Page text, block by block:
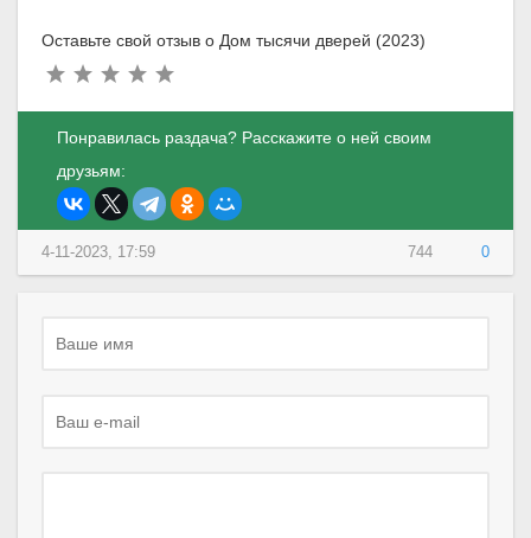
Оставьте свой отзыв о Дом тысячи дверей (2023)
Понравилась раздача? Расскажите о ней своим
друзьям:
744 0
4-11-2023, 17:59